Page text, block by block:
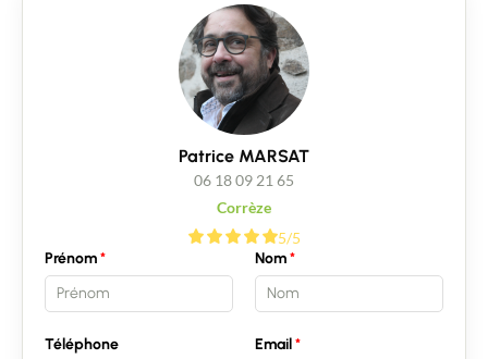
Patrice MARSAT
06 18 09 21 65
Corrèze
5/5
Prénom
Nom
Téléphone Email